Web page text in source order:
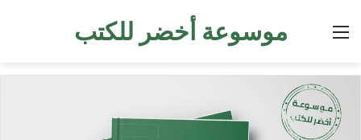
موسوعة أخضر للكتب القائمة